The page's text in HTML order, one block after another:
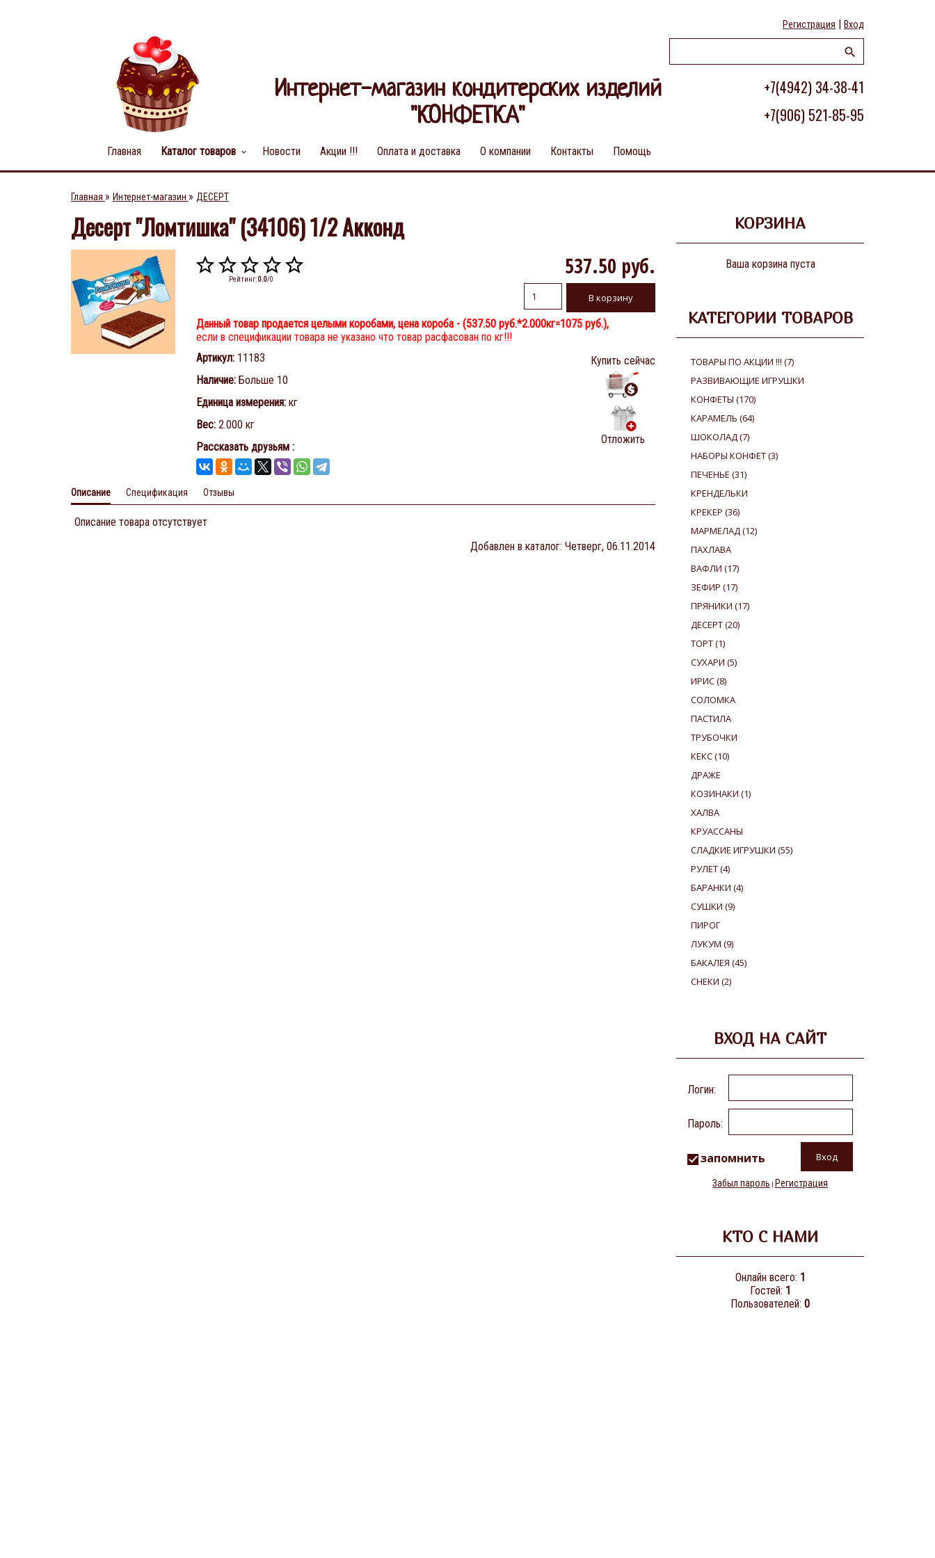
Регистрация | Вход
Интернет-магазин кондитерских изделий
"КОНФЕТКА"
+7(4942) 34-38-41
+7(906) 521-85-95
Главная Каталог товаров keyboard_arrow_down Новости Акции !!! Оплата и доставка О компании Контакты Помощь
Главная » Интернет-магазин » ДЕСЕРТ
Десерт "Ломтишка" (34106) 1/2 Акконд
Рейтинг:0.0/0
537.50 руб.
Данный товар продается целыми коробами, цена короба - (537.50 руб.*2.000кг=1075 руб.),
если в спецификации товара не указано что товар расфасован по кг!!!
Артикул: 11183
Наличие: Больше 10
Единица измерения: кг
Вес: 2.000 кг
Рассказать друзьям :
Купить сейчас
Отложить
Описание Спецификация Отзывы
Описание товара отсутствует
Добавлен в каталог: Четверг, 06.11.2014
КОРЗИНА
Ваша корзина пуста
КАТЕГОРИИ ТОВАРОВ
ТОВАРЫ ПО АКЦИИ !!! (7)
РАЗВИВАЮЩИЕ ИГРУШКИ
КОНФЕТЫ (170)
КАРАМЕЛЬ (64)
ШОКОЛАД(7)
НАБОРЫ КОНФЕТ(3)
ПЕЧЕНЬЕ (31)
КРЕНДЕЛЬКИ
КРЕКЕР (36)
МАРМЕЛАД(12)
ПАХЛАВА
ВАФЛИ (17)
ЗЕФИР (17)
ПРЯНИКИ (17)
ДЕСЕРТ(20)
ТОРТ(1)
СУХАРИ (5)
ИРИС(8)
СОЛОМКА
ПАСТИЛА
ТРУБОЧКИ
КЕКС(10)
ДРАЖЕ
КОЗИНАКИ (1)
ХАЛВА
КРУАССАНЫ
СЛАДКИЕ ИГРУШКИ (55)
РУЛЕТ(4)
БАРАНКИ (4)
СУШКИ (9)
ПИРОГ
ЛУКУМ (9)
БАКАЛЕЯ (45)
СНЕКИ (2)
ВХОД НА САЙТ
Логин:
Пароль:
запомнить
Забыл пароль | Регистрация
КТО С НАМИ
Онлайн всего: 1
Гостей: 1
Пользователей: 0